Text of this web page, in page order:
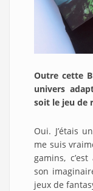
Outre cette
univers
soit le jeu de
Oui. J’étais
me suis
gamins,
son
jeux de